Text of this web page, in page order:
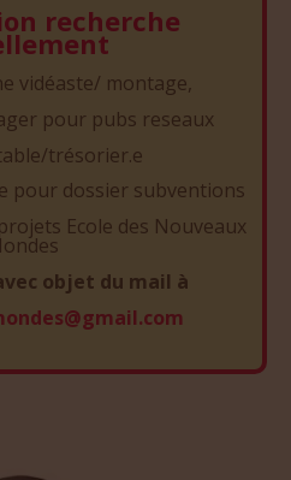
recherche
vidéaste/ montage,
pour pubs reseaux
trésorier.e
pour dossier subventions
Ecole des Nouveaux
objet du mail à